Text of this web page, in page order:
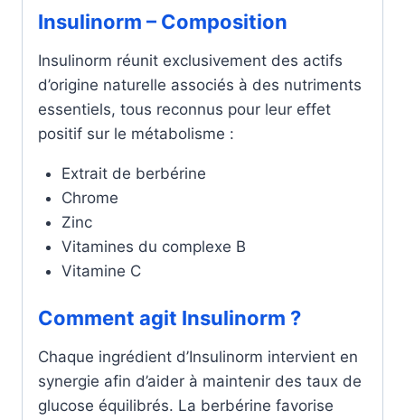
Insulinorm – Composition
Insulinorm réunit exclusivement des actifs
d’origine naturelle associés à des nutriments
essentiels, tous reconnus pour leur effet
positif sur le métabolisme :
Extrait de berbérine
Chrome
Zinc
Vitamines du complexe B
Vitamine C
Comment agit Insulinorm ?
Chaque ingrédient d’Insulinorm intervient en
synergie afin d’aider à maintenir des taux de
glucose équilibrés. La berbérine favorise